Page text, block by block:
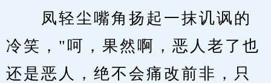
凤轻尘嘴角扬起一抹讥讽的
冷笑，"呵，果然啊，恶人老了也
还是恶人，绝不会痛改前非，只